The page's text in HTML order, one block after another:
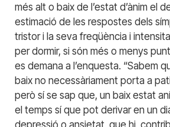
més alt o baix de l’estat d’ànim el
estimació de les respostes dels
tristor i la seva freqüència i
per dormir, si són més o menys
es demana a l’enquesta. “Sabem
baix no necessàriament porta a
però sí se sap que, un baix estat
el temps sí que pot derivar en un